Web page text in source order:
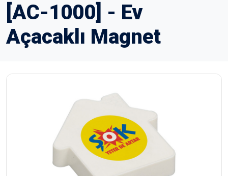
[AC-1000] - Ev
Açacaklı Magnet